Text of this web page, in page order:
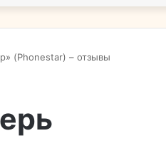
(Phonestar) – отзывы